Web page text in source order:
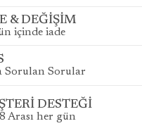
& DEĞİŞİM
içinde iade
Sorulan Sorular
DESTEĞİ
Arası her gün